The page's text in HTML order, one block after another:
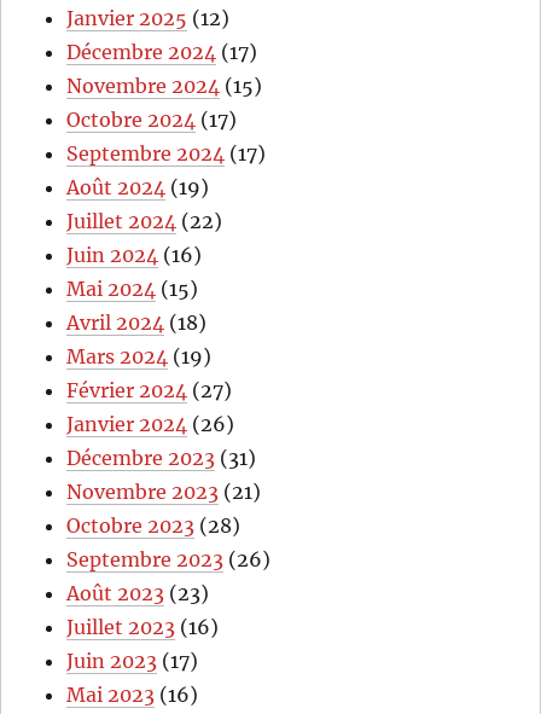
Janvier 2025 (12)
Décembre 2024 (17)
Novembre 2024 (15)
Octobre 2024 (17)
Septembre 2024 (17)
Août 2024 (19)
Juillet 2024 (22)
Juin 2024 (16)
Mai 2024 (15)
Avril 2024 (18)
Mars 2024 (19)
Février 2024 (27)
Janvier 2024 (26)
Décembre 2023 (31)
Novembre 2023 (21)
Octobre 2023 (28)
Septembre 2023 (26)
Août 2023 (23)
Juillet 2023 (16)
Juin 2023 (17)
Mai 2023 (16)